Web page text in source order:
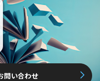
問い合わせ